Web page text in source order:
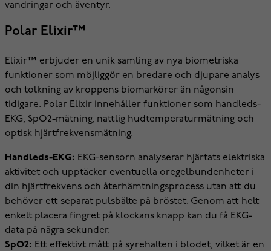
vandringar och äventyr.
Polar Elixir™
Elixir™ erbjuder en unik samling av nya biometriska
funktioner som möjliggör en bredare och djupare analys
och tolkning av kroppens biomarkörer än någonsin
tidigare. Polar Elixir innehåller funktioner som handleds-
EKG, SpO2-mätning, nattlig hudtemperaturmätning och
optisk hjärtfrekvensmätning.
Handleds-EKG: EKG-sensorn analyserar hjärtats elektriska
aktivitet och upptäcker eventuella oregelbundenheter i
din hjärtfrekvens och återhämtningsprocess utan att du
behöver ett separat pulsbälte på bröstet. Genom att helt
enkelt placera fingret på klockans knapp kan du få EKG-
data på några sekunder.
SpO2: Ett effektivt mått på syrehalten i blodet, vilket är en